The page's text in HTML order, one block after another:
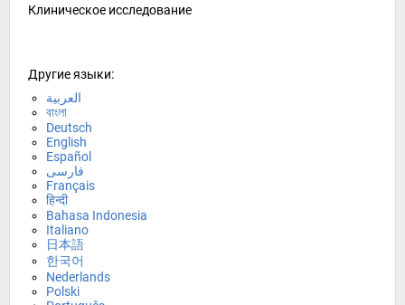
Клиническое исследование
Другие языки:
العربية
বাংলা
Deutsch
English
Español
فارسی
Français
हिन्दी
Bahasa Indonesia
Italiano
日本語
한국어
Nederlands
Polski